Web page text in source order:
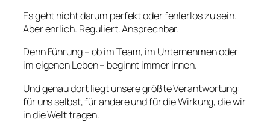
Es geht nicht darum perfekt oder fehlerlos zu sein.
Aber ehrlich. Reguliert. Ansprechbar.
Denn Führung – ob im Team, im Unternehmen oder
im eigenen Leben – beginnt immer innen.
Und genau dort liegt unsere größte Verantwortung:
für uns selbst, für andere und für die Wirkung, die wir
in die Welt tragen.